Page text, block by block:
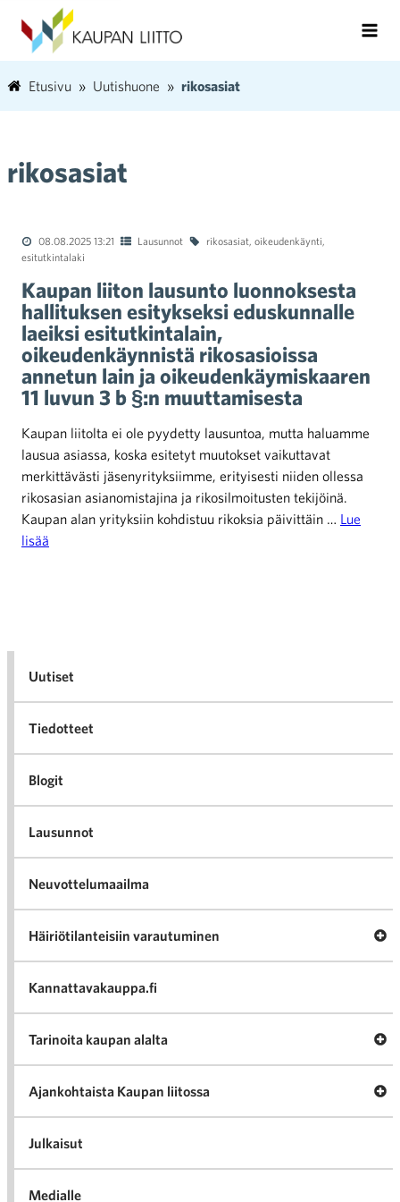
Etusivu Uutishuone rikosasiat
rikosasiat
08.08.2025 13:21 Lausunnot rikosasiat, oikeudenkäynti,
esitutkintalaki
Kaupan liiton lausunto luonnoksesta
hallituksen esitykseksi eduskunnalle
laeiksi esitutkintalain,
oikeudenkäynnistä rikosasioissa
annetun lain ja oikeudenkäymiskaaren
11 luvun 3 b §:n muuttamisesta
Kaupan liitolta ei ole pyydetty lausuntoa, mutta haluamme
lausua asiassa, koska esitetyt muutokset vaikuttavat
merkittävästi jäsenyrityksiimme, erityisesti niiden ollessa
rikosasian asianomistajina ja rikosilmoitusten tekijöinä.
Kaupan alan yrityksiin kohdistuu rikoksia päivittäin … Lue
lisää
Uutiset
Tiedotteet
Blogit
Lausunnot
Neuvottelumaailma
Häiriötilanteisiin varautuminen
Kannattavakauppa.fi
Tarinoita kaupan alalta
Ajankohtaista Kaupan liitossa
Julkaisut
Medialle